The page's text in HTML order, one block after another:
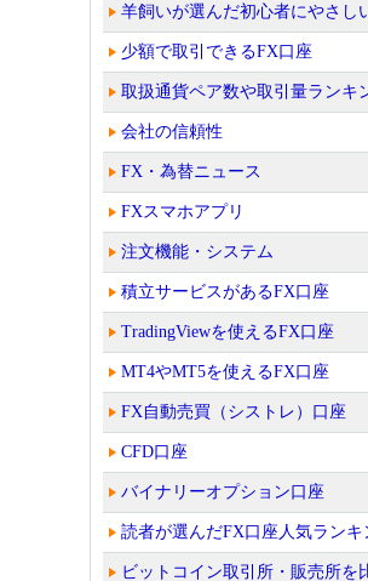
羊飼いが選んだ初心者にやさし
少額で取引できるFX口座
取扱通貨ペア数や取引量ランキ
会社の信頼性
FX・為替ニュース
FXスマホアプリ
注文機能・システム
積立サービスがあるFX口座
TradingViewを使えるFX口座
MT4やMT5を使えるFX口座
FX自動売買（シストレ）口座
CFD口座
バイナリーオプション口座
読者が選んだFX口座人気ランキ
ビットコイン取引所・販売所を